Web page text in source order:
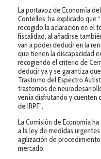
La portavoz de Economía
Contelles, ha explicado que
recogido la aclaración en el
fiscalidad, al añadirse
van a poder deducir en la
que tienen la discapacidad
recogiendo el criterio de
deducir ya y se garantiza
Trastorno del Espectro
trastornos de
venía disfrutando y cuenten
de IRPF”.
La Comisión de Economía
a la ley de medidas
agilización de
mercado.